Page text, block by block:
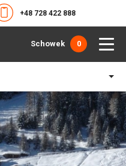
+48 728 422 888
Schowek 0